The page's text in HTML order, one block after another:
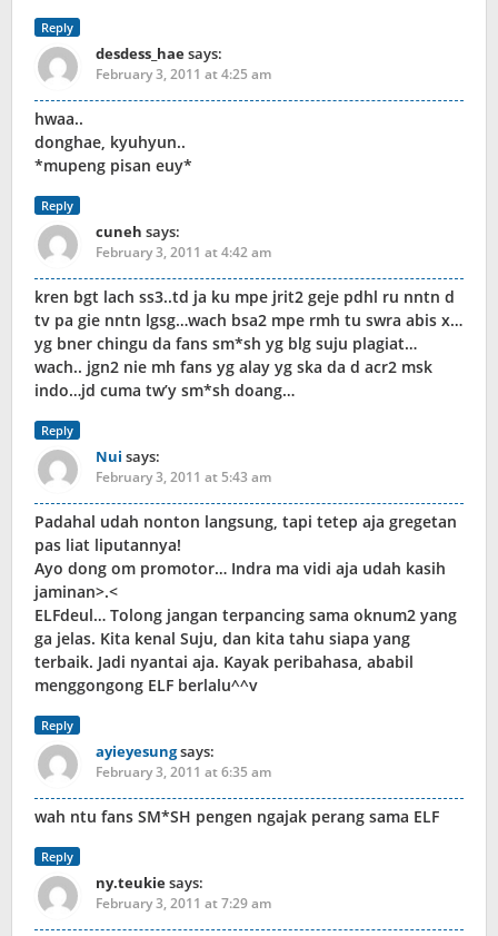
Reply
desdess_haesays:
February 3, 2011 at 4:25 am
hwaa..
donghae, kyuhyun..
*mupeng pisan euy*
Reply
cuneh says:
February 3, 2011 at 4:42 am
kren bgt lach ss3..td ja ku mpe jrit2 geje pdhl ru nntn d
tv pa gie nntn lgsg…wach bsa2 mpe rmh tu swra abis x…
yg bner chingu da fans sm*sh yg blg suju plagiat…
wach.. jgn2 nie mh fans yg alay yg ska da d acr2 msk
indo…jd cuma tw’y sm*sh doang…
Reply
Nui says:
February 3, 2011 at 5:43 am
Padahal udah nonton langsung, tapi tetep aja gregetan
pas liat liputannya!
Ayo dong om promotor… Indra ma vidi aja udah kasih
jaminan>.<
ELFdeul… Tolong jangan terpancing sama oknum2 yang
ga jelas. Kita kenal Suju, dan kita tahu siapa yang
terbaik. Jadi nyantai aja. Kayak peribahasa, ababil
menggongong ELF berlalu^^v
Reply
ayieyesungsays:
February 3, 2011 at 6:35 am
wah ntu fans SM*SH pengen ngajak perang sama ELF
Reply
ny.teukiesays:
February 3, 2011 at 7:29 am